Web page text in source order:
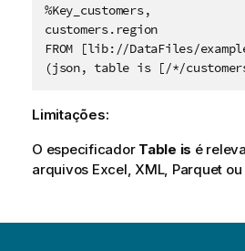
%Key_customers,
customers.region
FROM [lib://DataFiles/
(json, table is [/*/
Limitações:
O especificador Table is é
arquivos Excel, XML, Parquet ou